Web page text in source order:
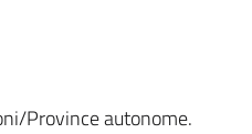
Province autonome.